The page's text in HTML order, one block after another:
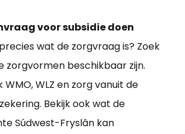
voor subsidie doen
wat de zorgvraag is? Zoek
zorgvormen beschikbaar zijn.
WMO, WLZ en zorg vanuit de
Bekijk ook wat de
Súdwest-Fryslân kan